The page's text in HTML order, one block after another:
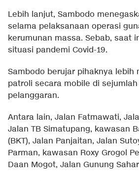
Lebih lanjut, Sambodo
selama pelaksanaan operasi
kerumunan massa. Sebab, saat
situasi pandemi Covid-19.
Sambodo berujar pihaknya lebih
patroli secara mobile di
pelanggaran.
Antara lain, Jalan Fatmawati,
Jalan TB Simatupang, kawasan
(BKT), Jalan Panjaitan, Jalan
Parman, kawasan Roxy Grogol
Daan Mogot, Jalan Gunung